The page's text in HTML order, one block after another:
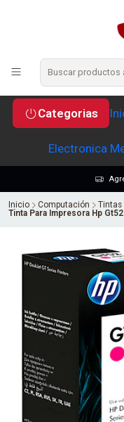
Categorias
Electronica
Inicio Computación
Tintas
Tinta Para Impresora Hp